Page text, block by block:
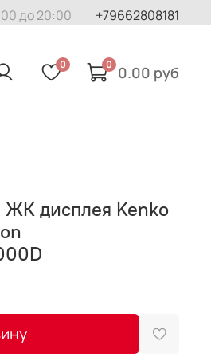
до 20:00 +79662808181
0 0 0.00 руб
ЖК дисплея Kenko